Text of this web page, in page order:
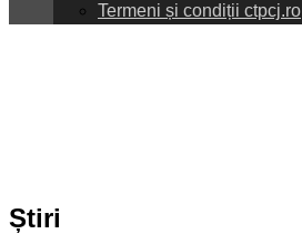
Termeni și condiții ctpcj.ro
Știri